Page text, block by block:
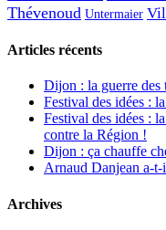
Thévenoud Untermaier
Articles récents
Dijon : la guerre des
Festival des idées :
Festival des idées :
contre la Région !
Dijon : ça chauffe
Arnaud Danjean a-t-
Archives